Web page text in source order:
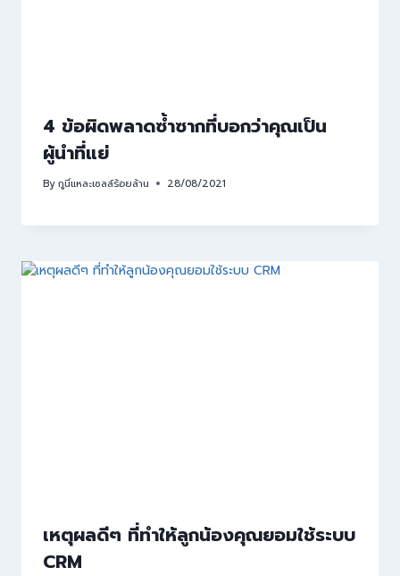
4 ข้อผิดพลาดซ้ำซากที่บอกว่าคุณเป็น
ผู้นำที่แย่
Byกูนี่แหละเซลล์ร้อยล้าน 28/08/2021
เหตุผลดีๆ ที่ทำให้ลูกน้องคุณยอมใช้ระบบ
CRM